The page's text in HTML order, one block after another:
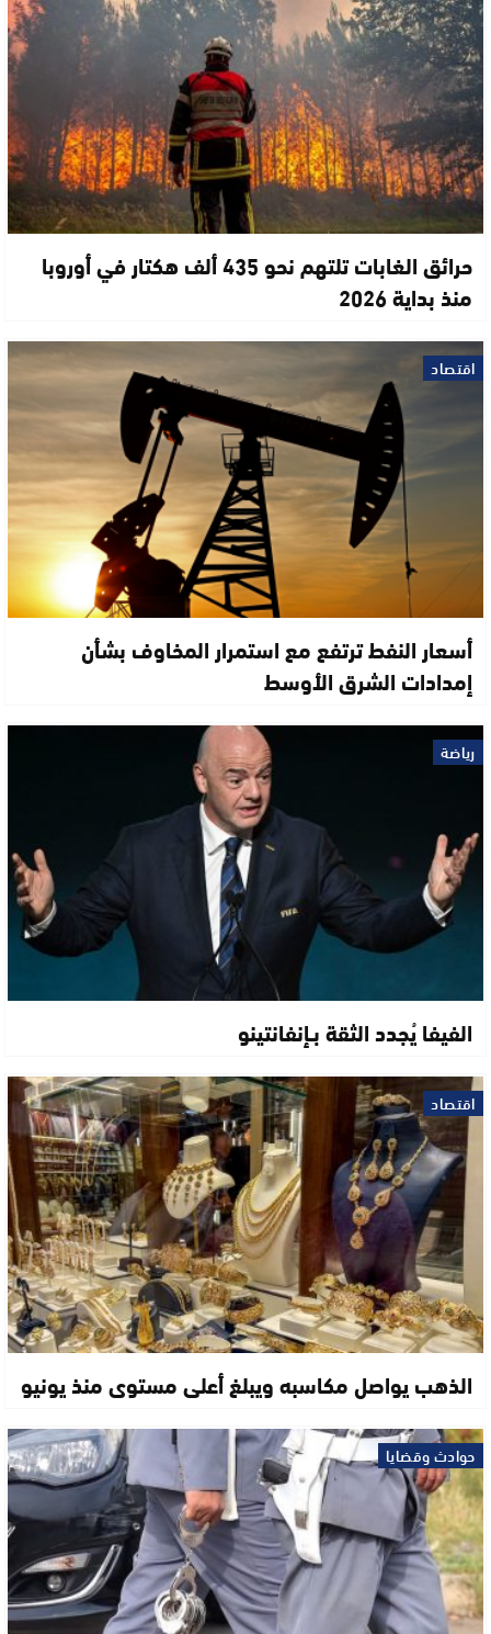
حرائق الغابات تلتهم نحو 435 ألف هكتار في أوروبا
منذ بداية 2026
اقتصاد
أسعار النفط ترتفع مع استمرار المخاوف بشأن
إمدادات الشرق الأوسط
رياضة
الفيفا يُجدد الثقة بـإنفانتينو
اقتصاد
الذهب يواصل مكاسبه ويبلغ أعلى مستوى منذ يونيو
حوادث وقضايا